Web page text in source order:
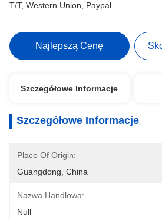
T/T, Western Union, Paypal
Najlepszą Cenę
Szczegółowe Informacje
Szczegółowe Informacje
Place Of Origin:
Guangdong, China
Nazwa Handlowa:
Null